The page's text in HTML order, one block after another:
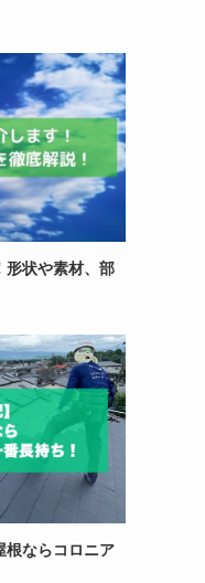
形状や素材、部
根ならコロニア